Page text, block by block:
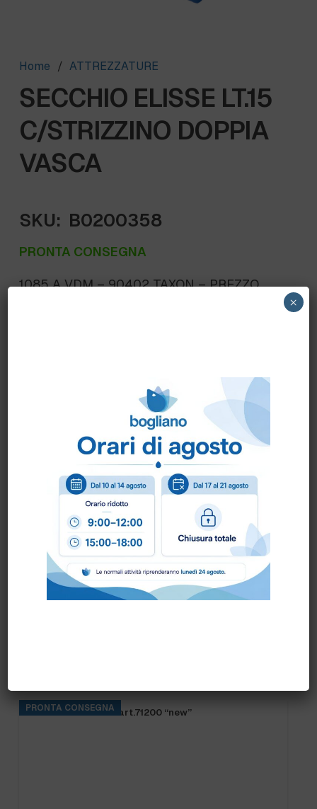
Home / ATTREZZATURE
SECCHIO ELISSE LT.15
C/STRIZZINO DOPPIA
VASCA
SKU: B0200358
PRONTA CONSEGNA
1085 A VDM – 90402 TAXON – PREZZO
Come ordinare?
Puoi ordinare chiamando al0172 478161oppure
scrivendo una mail a
info@bogliano.it
Per ogni informazione siamo a disposizione.
“new” PALETTA PLASTICA
×